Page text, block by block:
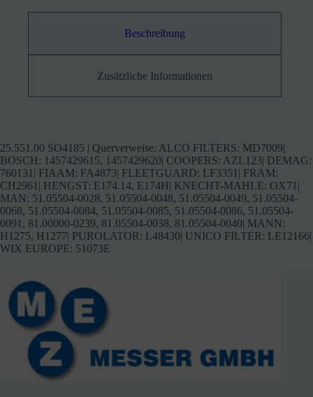
Beschreibung
Zusätzliche Informationen
25.551.00 SO4185 | Querverweise: ALCO FILTERS: MD7009|
BOSCH: 1457429615, 1457429620| COOPERS: AZL123| DEMAG:
760131| FIAAM: FA4873| FLEETGUARD: LF3351| FRAM:
CH2961| HENGST: E174.14, E174H| KNECHT-MAHLE: OX71|
MAN: 51.05504-0028, 51.05504-0048, 51.05504-0049, 51.05504-
0068, 51.05504-0084, 51.05504-0085, 51.05504-0086, 51.05504-
0091, 81.00000-0239, 81.05504-0038, 81.05504-0040| MANN:
H1275, H1277| PUROLATOR: L48430| UNICO FILTER: LE12166|
WIX EUROPE: 51073E